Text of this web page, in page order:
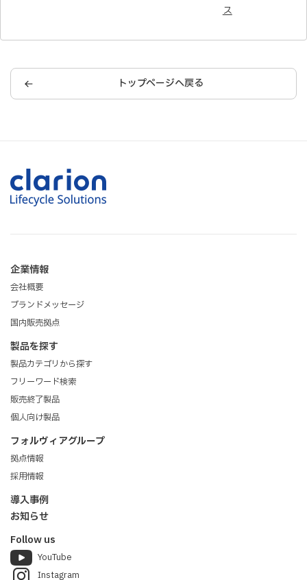
ス
トップページへ戻る
企業情報
会社概要
ブランドメッセージ
国内販売拠点
製品を探す
製品カテゴリから探す
フリーワード検索
販売終了製品
個人向け製品
フォルヴィアグループ
拠点情報
採用情報
導入事例
お知らせ
Follow us
YouTube
Instagram